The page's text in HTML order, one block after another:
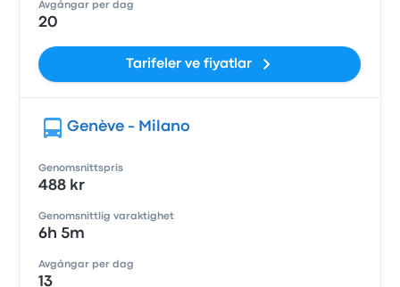
Avgångar per dag
20
Tarifeler ve fiyatlar
Genève - Milano
Genomsnittspris
488 kr
Genomsnittlig varaktighet
6h 5m
Avgångar per dag
13